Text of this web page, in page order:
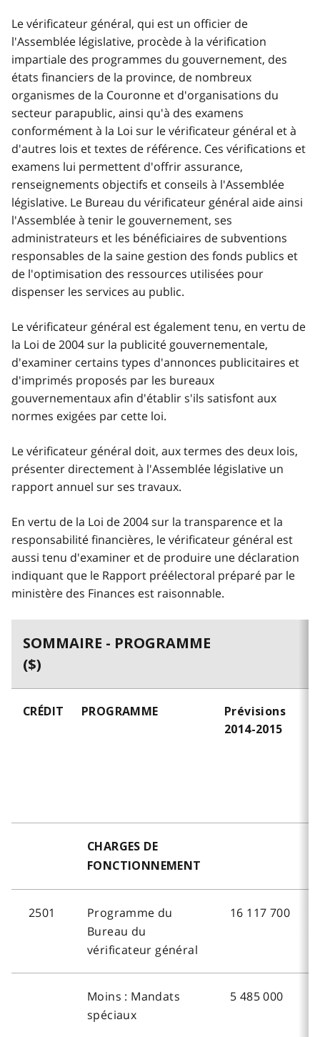
Le vérificateur général, qui est un officier de
l'Assemblée législative, procède à la vérification
impartiale des programmes du gouvernement, des
états financiers de la province, de nombreux
organismes de la Couronne et d'organisations du
secteur parapublic, ainsi qu'à des examens
conformément à la Loi sur le vérificateur général et à
d'autres lois et textes de référence. Ces vérifications et
examens lui permettent d'offrir assurance,
renseignements objectifs et conseils à l'Assemblée
législative. Le Bureau du vérificateur général aide ainsi
l'Assemblée à tenir le gouvernement, ses
administrateurs et les bénéficiaires de subventions
responsables de la saine gestion des fonds publics et
de l'optimisation des ressources utilisées pour
dispenser les services au public.
Le vérificateur général est également tenu, en vertu de
la Loi de 2004 sur la publicité gouvernementale,
d'examiner certains types d'annonces publicitaires et
d'imprimés proposés par les bureaux
gouvernementaux afin d'établir s'ils satisfont aux
normes exigées par cette loi.
Le vérificateur général doit, aux termes des deux lois,
présenter directement à l'Assemblée législative un
rapport annuel sur ses travaux.
En vertu de la Loi de 2004 sur la transparence et la
responsabilité financières, le vérificateur général est
aussi tenu d'examiner et de produire une déclaration
indiquant que le Rapport préélectoral préparé par le
ministère des Finances est raisonnable.
SOMMAIRE - PROGRAMME
($)
CRÉDIT PROGRAMME
Prévisions
2014-2015
CHARGES DE
FONCTIONNEMENT
2501
Programme du
Bureau du
vérificateur général
16 117 700
Moins : Mandats
spéciaux
5 485 000